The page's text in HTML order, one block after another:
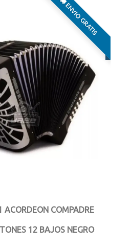
ENVIO GRATIS
ACORDEON COMPADRE
12 BAJOS NEGRO